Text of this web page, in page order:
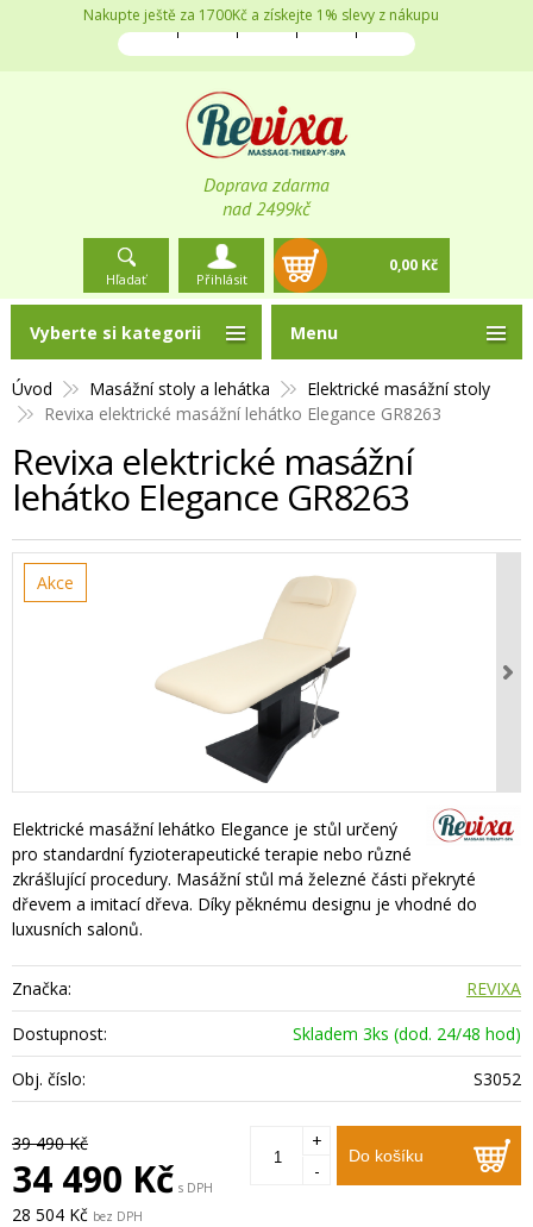
Doprava zdarma
nad 2499kč
Nakupte ještě za 1700Kč a získejte 1% slevy z nákupu
Hľadať Přihlásit
0,00 Kč
Úvod Masážní stoly a lehátka
Elektrické masážní stoly
Revixa elektrické masážní lehátko Elegance GR8263
Revixa elektrické masážní
lehátko Elegance GR8263
Akce
Elektrické masážní lehátko Elegance je stůl určený
pro standardní fyzioterapeutické terapie nebo různé
zkrášlující procedury. Masážní stůl má železné části překryté
dřevem a imitací dřeva. Díky pěknému designu je vhodné do
luxusních salonů.
Značka:
REVIXA
Dostupnost:
Skladem 3ks (dod. 24/48 hod)
Obj. číslo:
S3052
39 490 Kč
34 490 Kč s DPH
28 504 Kč bez DPH
Do košíku
+
-
Vyberte si kategorii Menu